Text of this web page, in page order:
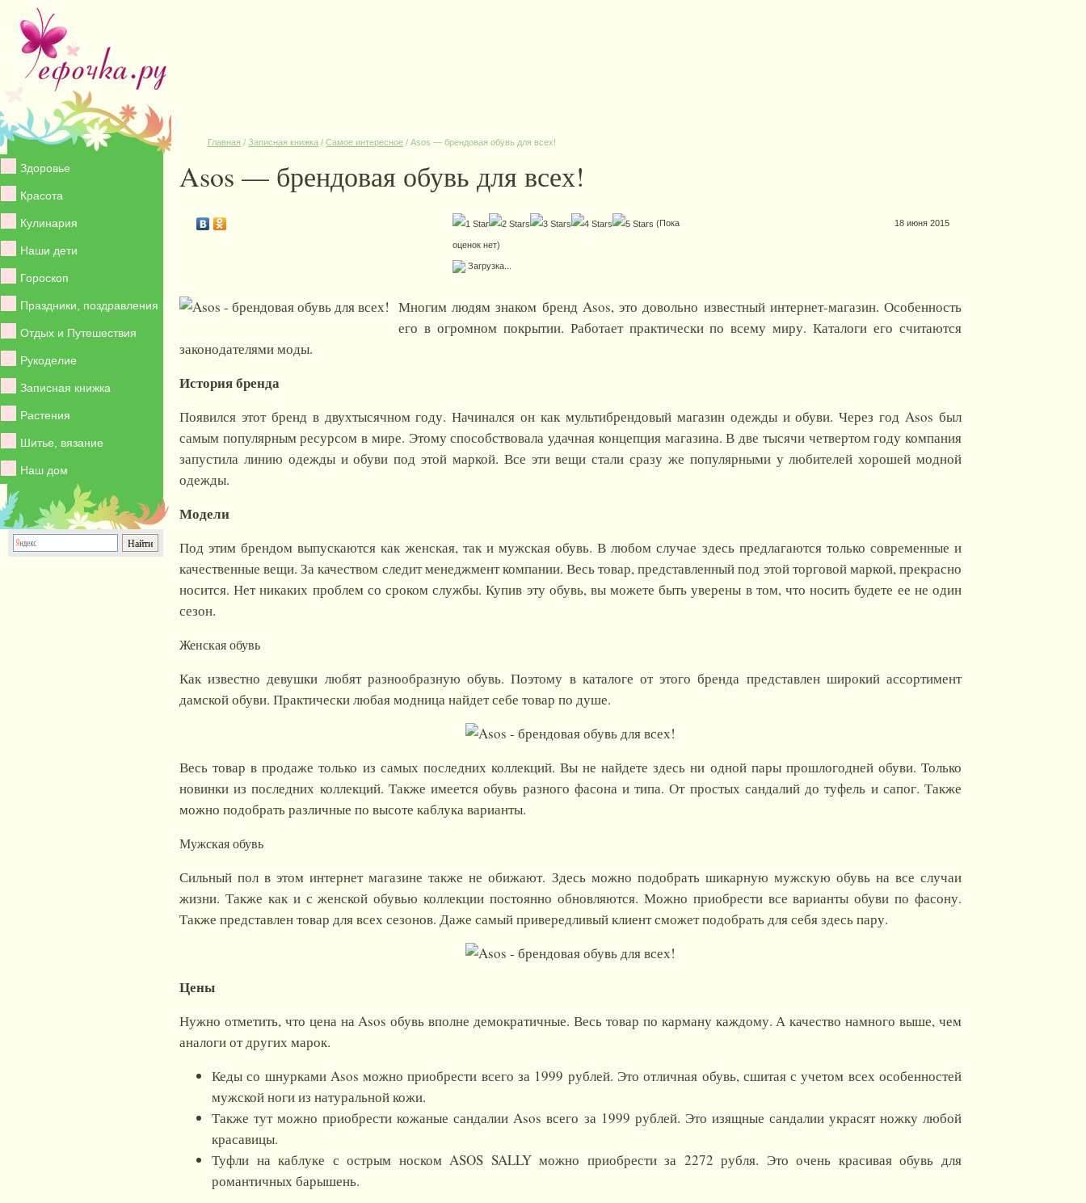
Здоровье
Красота
Кулинария
Наши дети
Гороскоп
Праздники, поздравления
Отдых и Путешествия
Рукоделие
Записная книжка
Растения
Шитье, вязание
Наш дом
Главная / Записная книжка / Самое интересное / Asos — брендовая обувь для всех!
Asos — брендовая обувь для всех!
(Пока
оценок нет)
Загрузка...
18 июня 2015
Многим людям знаком бренд Asos, это довольно известный интернет-магазин. Особенность
его в огромном покрытии. Работает практически по всему миру. Каталоги его считаются
законодателями моды.
История бренда
Появился этот бренд в двухтысячном году. Начинался он как мультибрендовый магазин одежды и обуви. Через год Asos был
самым популярным ресурсом в мире. Этому способствовала удачная концепция магазина. В две тысячи четвертом году компания
запустила линию одежды и обуви под этой маркой. Все эти вещи стали сразу же популярными у любителей хорошей модной
одежды.
Модели
Под этим брендом выпускаются как женская, так и мужская обувь. В любом случае здесь предлагаются только современные и
качественные вещи. За качеством следит менеджмент компании. Весь товар, представленный под этой торговой маркой, прекрасно
носится. Нет никаких проблем со сроком службы. Купив эту обувь, вы можете быть уверены в том, что носить будете ее не один
сезон.
Женская обувь
Как известно девушки любят разнообразную обувь. Поэтому в каталоге от этого бренда представлен широкий ассортимент
дамской обуви. Практически любая модница найдет себе товар по душе.
Весь товар в продаже только из самых последних коллекций. Вы не найдете здесь ни одной пары прошлогодней обуви. Только
новинки из последних коллекций. Также имеется обувь разного фасона и типа. От простых сандалий до туфель и сапог. Также
можно подобрать различные по высоте каблука варианты.
Мужская обувь
Сильный пол в этом интернет магазине также не обижают. Здесь можно подобрать шикарную мужскую обувь на все случаи
жизни. Также как и с женской обувью коллекции постоянно обновляются. Можно приобрести все варианты обуви по фасону.
Также представлен товар для всех сезонов. Даже самый привередливый клиент сможет подобрать для себя здесь пару.
Цены
Нужно отметить, что цена на Asos обувь вполне демократичные. Весь товар по карману каждому. А качество намного выше, чем
аналоги от других марок.
Кеды со шнурками Asos можно приобрести всего за 1999 рублей. Это отличная обувь, сшитая с учетом всех особенностей
мужской ноги из натуральной кожи.
Также тут можно приобрести кожаные сандалии Asos всего за 1999 рублей. Это изящные сандалии украсят ножку любой
красавицы.
Туфли на каблуке с острым носком ASOS SALLY можно приобрести за 2272 рубля. Это очень красивая обувь для
романтичных барышень.